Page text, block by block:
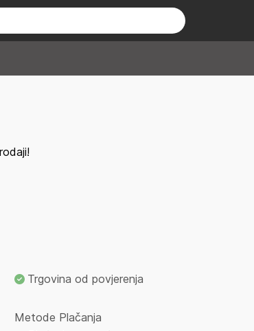
Trgovina od povjerenja
Metode Plačanja